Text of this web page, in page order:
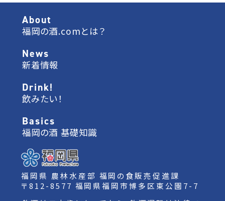
About
福岡の酒.comとは？
News
新着情報
Drink!
飲みたい！
Basics
福岡の酒 基礎知識
福岡県 農林水産部 福岡の食販売促進課
〒812-8577 福岡県福岡市博多区東公園7-7